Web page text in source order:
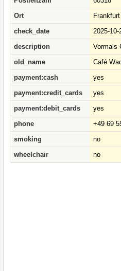
Ort
check_date
2025-10-
description
Vormals
old_name
Café
payment:cash
yes
payment:credit_cards
yes
payment:debit_cards
yes
phone
+49 69
smoking
no
wheelchair
no